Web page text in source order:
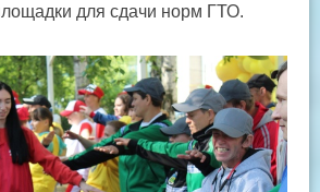
для сдачи норм ГТО.